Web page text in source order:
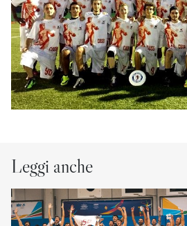
Leggi anche